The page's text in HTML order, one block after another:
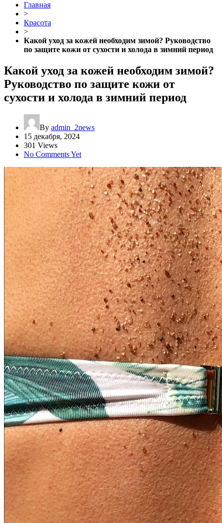
Главная
>
Красота
>
Какой уход за кожей необходим зимой? Руководство
по защите кожи от сухости и холода в зимний период
Какой уход за кожей необходим зимой?
Руководство по защите кожи от
сухости и холода в зимний период
By admin_2news
15 декабря, 2024
301 Views
No Comments Yet